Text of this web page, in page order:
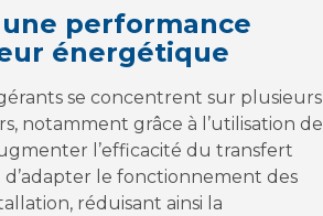
performance
énergétique
se concentrent sur plusieurs
notamment grâce à l’utilisation de
l’efficacité du transfert
le fonctionnement des
réduisant ainsi la